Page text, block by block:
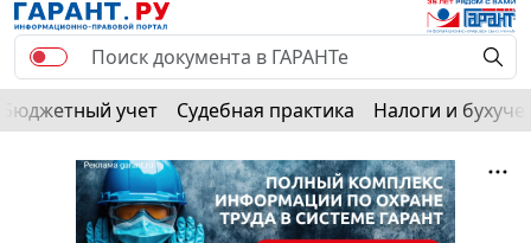
Бюджетный учет Судебная практика Налоги и